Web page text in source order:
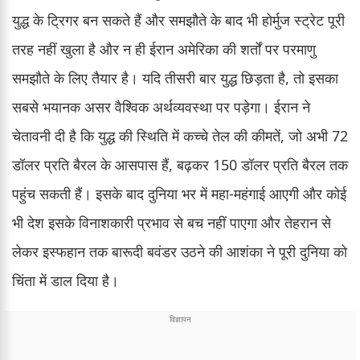
युद्ध के ट्रिगर बन सकते हैं और समझौते के बाद भी होर्मुज स्ट्रेट पूरी
तरह नहीं खुला है और न ही ईरान अमेरिका की शर्तों पर परमाणु
समझौते के लिए तैयार है। यदि तीसरी बार युद्ध छिड़ता है, तो इसका
सबसे भयानक असर वैश्विक अर्थव्यवस्था पर पड़ेगा। ईरान ने
चेतावनी दी है कि युद्ध की स्थिति में कच्चे तेल की कीमतें, जो अभी 72
डॉलर प्रति बैरल के आसपास हैं, बढ़कर 150 डॉलर प्रति बैरल तक
पहुंच सकती हैं। इसके बाद दुनिया भर में महा-महंगाई आएगी और कोई
भी देश इसके विनाशकारी प्रभाव से बच नहीं पाएगा और तेहरान से
लेकर इस्फहान तक बारूदी बवंडर उठने की आशंका ने पूरी दुनिया को
चिंता में डाल दिया है।